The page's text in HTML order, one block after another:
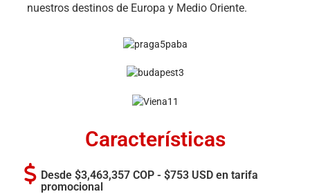
nuestros destinos de Europa y Medio Oriente.
Características
Desde $3,463,357 COP - $753 USD en tarifa
promocional